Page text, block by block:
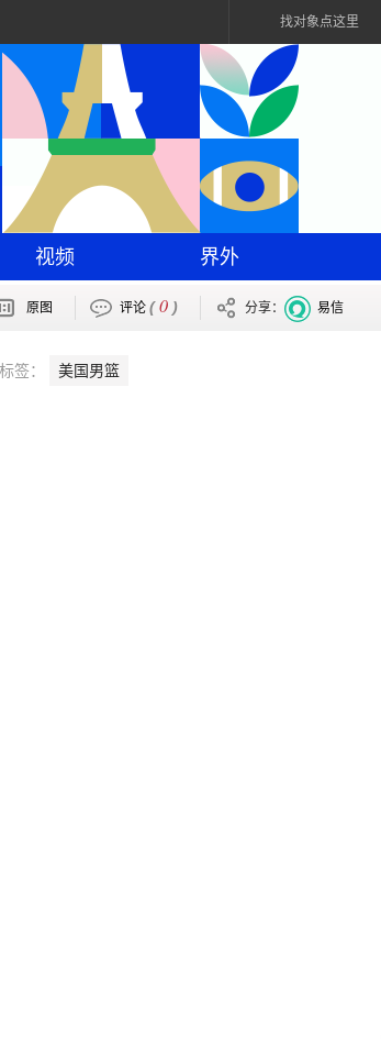
找对象点这里
视频 界外
原图 评论 (0 ) 分享： 易信
标签： 美国男篮